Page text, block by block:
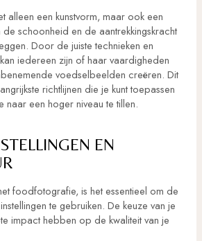
alleen een kunstvorm, maar ook een
schoonheid en de aantrekkingskracht
Door de juiste technieken en
iedereen zijn of haar vaardigheden
voedselbeelden creëren. Dit
richtlijnen die je kunt toepassen
een hoger niveau te tillen.
EN
foodfotografie, is het essentieel om de
te gebruiken. De keuze van je
impact hebben op de kwaliteit van je